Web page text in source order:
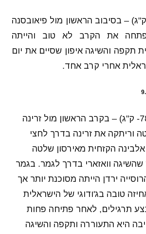
ק"ג) – בסיבוב הראשון מול פיאובסנה
את הקרב לא טוב והייתה
תקפה והשיגה איפון שסיים את יום
אחרי קרב אחד.
(78- ק"ג) – בקרב הראשון מול זרינה
וריתקה את זרינה בדרך לחצי
הקזחית מאירסון שלטה
וואזארי בדרך לגמר. בגמר
ירדן הייתה מסוכנת יותר אך
טובה בג'ודוגי של הישראלית
תרגילים, לאחר פתיחה פחות
היא התעוררה ותקפה והשיגה